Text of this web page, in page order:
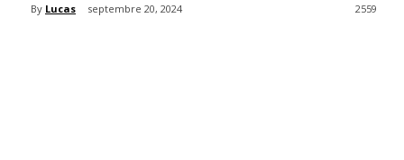
By Lucas septembre 20, 2024 2559